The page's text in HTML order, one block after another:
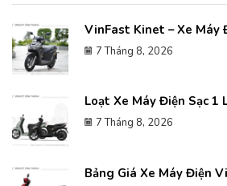
VinFast Kinet – Xe Máy
7 Tháng 8, 2026
Loạt Xe Máy Điện Sạc 1
7 Tháng 8, 2026
Bảng Giá Xe Máy Điện